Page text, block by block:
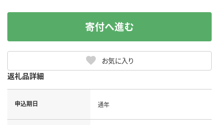
お気に入り
寄付へ進む
返礼品詳細
申込期日 通年